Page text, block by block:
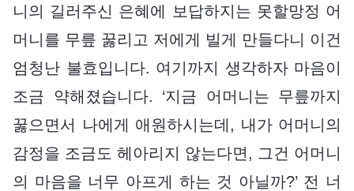
니의 길러주신 은혜에 보답하지는 못할망정 어
머니를 무릎 꿇리고 저에게 빌게 만들다니 이건
엄청난 불효입니다. 여기까지 생각하자 마음이
조금 약해졌습니다. ‘지금 어머니는 무릎까지
꿇으면서 나에게 애원하시는데, 내가 어머니의
감정을 조금도 헤아리지 않는다면, 그건 어머니
의 마음을 너무 아프게 하는 것 아닐까?’ 전 너